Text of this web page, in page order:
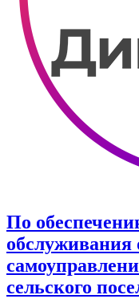
По
обслуживания
сельского